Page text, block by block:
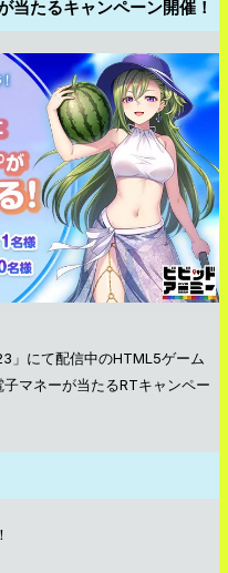
当たるキャンペーン開催！
」にて配信中のHTML5ゲーム
マネーが当たるRTキャンペー